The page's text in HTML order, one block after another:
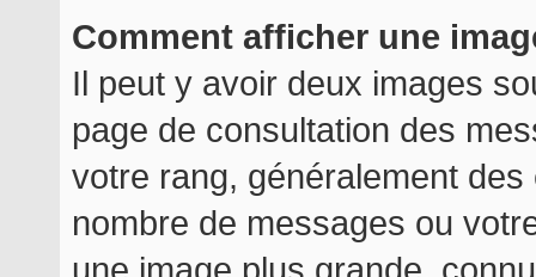
Comment afficher une
Il peut y avoir deux images
page de consultation des
votre rang, généralement
nombre de messages ou